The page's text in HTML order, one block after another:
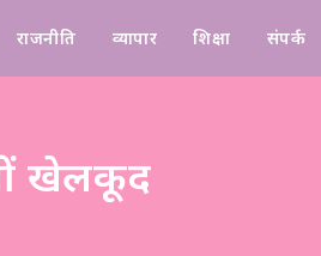
राजनीति व्यापार शिक्षा संपर्क
खेलकूद